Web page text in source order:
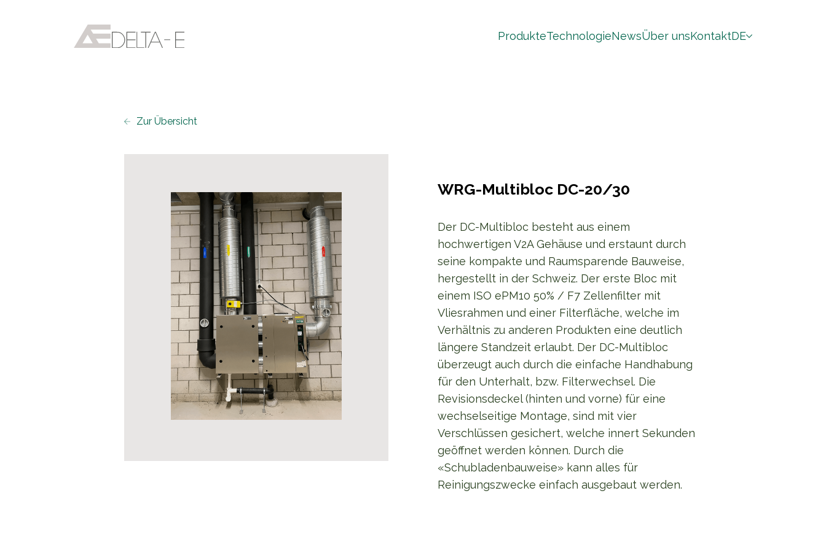
ProdukteTechnologieNewsÜber unsKontaktDE
Zur Übersicht
WRG-Multibloc DC-20/30
Der DC-Multibloc besteht aus einem
hochwertigen V2A Gehäuse und erstaunt durch
seine kompakte und Raumsparende Bauweise,
hergestellt in der Schweiz. Der erste Bloc mit
einem ISO ePM10 50% / F7 Zellenfilter mit
Vliesrahmen und einer Filterfläche, welche im
Verhältnis zu anderen Produkten eine deutlich
längere Standzeit erlaubt. Der DC-Multibloc
überzeugt auch durch die einfache Handhabung
für den Unterhalt, bzw. Filterwechsel. Die
Revisionsdeckel (hinten und vorne) für eine
wechselseitige Montage, sind mit vier
Verschlüssen gesichert, welche innert Sekunden
geöffnet werden können. Durch die
«Schubladenbauweise» kann alles für
Reinigungszwecke einfach ausgebaut werden.